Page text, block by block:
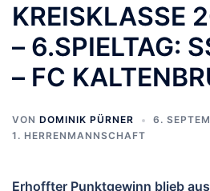
KREISKLASSE
– 6.SPIELTAG:
– FC
VON DOMINIK PÜRNER
6.
1. HERRENMANNSCHAFT
Erhoffter Punktgewinn blieb